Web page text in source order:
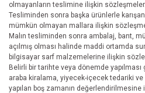
olmayanların teslimine ilişkin sözleşmeler.
Tesliminden sonra başka ürünlerle karışan
mümkün olmayan mallara ilişkin
Malın tesliminden sonra ambalaj, bant,
açılmış olması halinde maddi ortamda
bilgisayar sarf malzemelerine ilişkin
Belirli bir tarihte veya dönemde
araba kiralama, yiyecek-içecek tedariki
yapılan boş zamanın